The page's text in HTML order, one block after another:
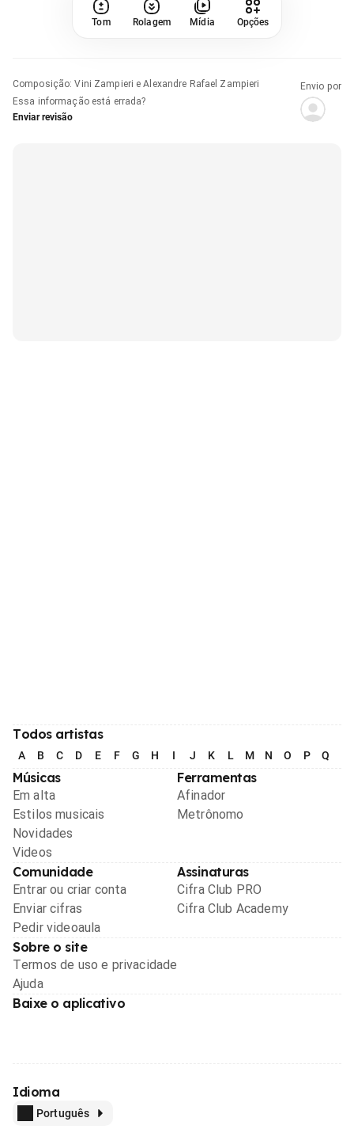
Tom Rolagem Mídia Opções
Composição:Vini Zampieri e Alexandre Rafael Zampieri
Essa informação está errada?
Enviar revisão
Envio por
Todos artistas
A B C D E F G H I J K L M N O P Q
Músicas
Em alta
Estilos musicais
Novidades
Videos
Ferramentas
Afinador
Metrônomo
Comunidade
Entrar ou criar conta
Enviar cifras
Pedir videoaula
Assinaturas
Cifra Club PRO
Cifra Club Academy
Sobre o site
Termos de uso e privacidade
Ajuda
Baixe o aplicativo
Idioma
Português